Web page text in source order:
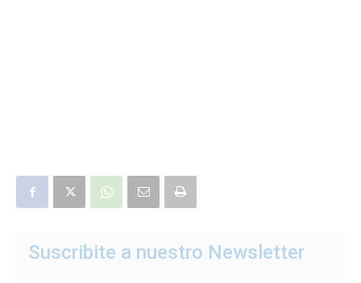
Suscribite a nuestro Newsletter